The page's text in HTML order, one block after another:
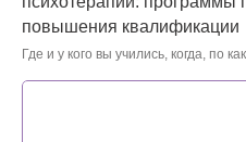
повышения квалификации
Где и у кого вы учились, когда, по